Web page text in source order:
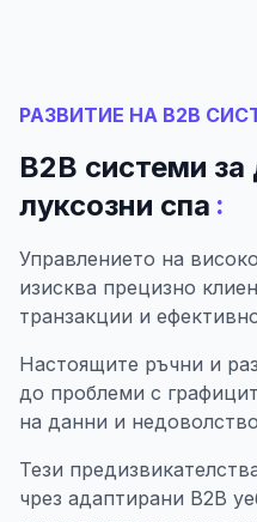
РАЗВИТИЕ НА B2B
B2B системи
луксозни спа :
Управлението на
изисква прецизно
транзакции и
Настоящите ръчни и
до проблеми с
на данни и
Тези
чрез адаптирани B2B